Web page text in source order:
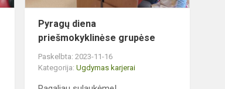
Pyragų diena
priešmokyklinėse grupėse
Paskelbta: 2023-11-16
Kategorija:Ugdymas karjerai